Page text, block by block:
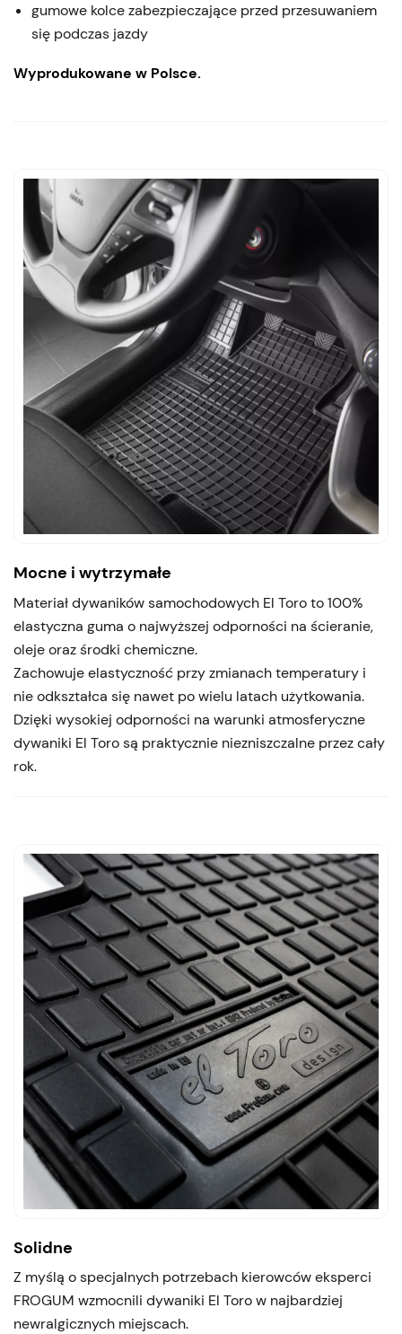
gumowe kolce zabezpieczające przed przesuwaniem
się podczas jazdy
Wyprodukowane w Polsce.
Mocne i wytrzymałe
Materiał dywaników samochodowych El Toro to 100%
elastyczna guma o najwyższej odporności na ścieranie,
oleje oraz środki chemiczne.
Zachowuje elastyczność przy zmianach temperatury i
nie odkształca się nawet po wielu latach użytkowania.
Dzięki wysokiej odporności na warunki atmosferyczne
dywaniki El Toro są praktycznie niezniszczalne przez cały
rok.
Solidne
Z myślą o specjalnych potrzebach kierowców eksperci
FROGUM wzmocnili dywaniki El Toro w najbardziej
newralgicznych miejscach.